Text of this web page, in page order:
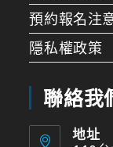
預約報名注
隱私權政策
聯絡我
地址